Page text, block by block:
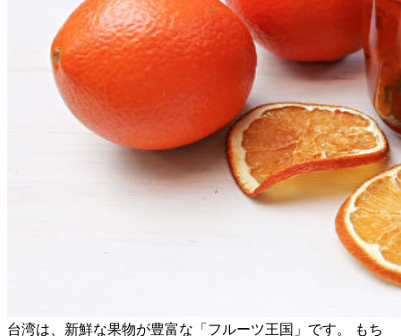
台湾は、新鮮な果物が豊富な「フルーツ王国」です。 もち